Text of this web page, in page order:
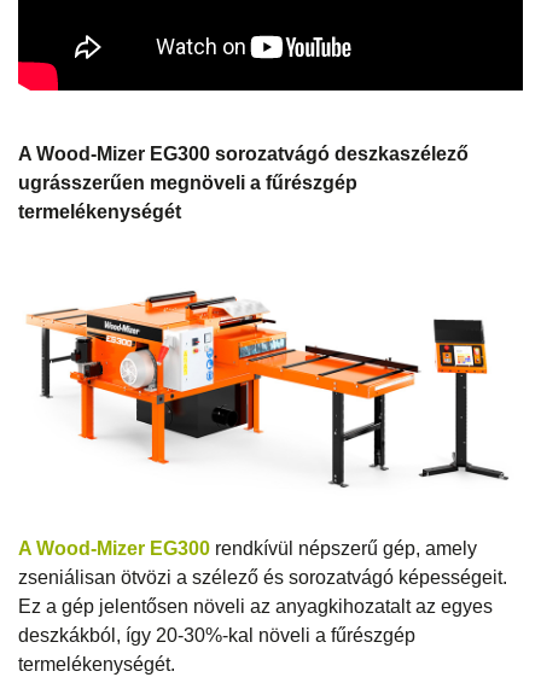
A Wood-Mizer EG300 sorozatvágó deszkaszélező
ugrásszerűen megnöveli a fűrészgép
termelékenységét
A Wood-Mizer EG300 rendkívül népszerű gép, amely
zseniálisan ötvözi a szélező és sorozatvágó képességeit.
Ez a gép jelentősen növeli az anyagkihozatalt az egyes
deszkákból, így 20-30%-kal növeli a fűrészgép
termelékenységét.